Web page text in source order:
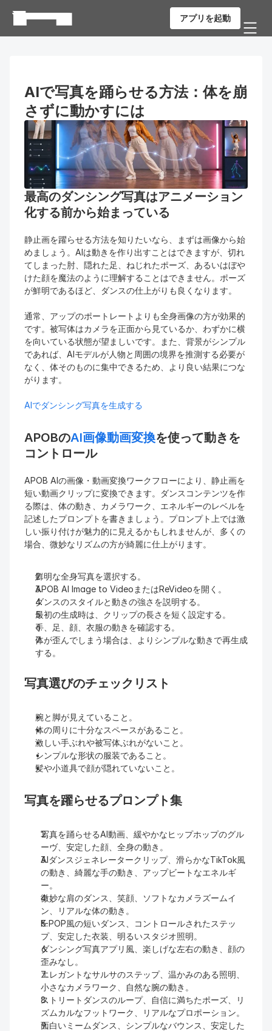
アプリを起動
AIで写真を踊らせる方法：体を崩
さずに動かすには
最高のダンシング写真はアニメーション
化する前から始まっている
静止画を躍らせる方法を知りたいなら、まずは画像から始
めましょう。AIは動きを作り出すことはできますが、切れ
てしまった肘、隠れた足、ねじれたポーズ、あるいはぼや
けた顔を魔法のように理解することはできません。ポーズ
が鮮明であるほど、ダンスの仕上がりも良くなります。
通常、アップのポートレートよりも全身画像の方が効果的
です。被写体はカメラを正面から見ているか、わずかに横
を向いている状態が望ましいです。また、背景がシンプル
であれば、AIモデルが人物と周囲の境界を推測する必要が
なく、体そのものに集中できるため、より良い結果につな
がります。
AIでダンシング写真を生成する
APOBのAI画像動画変換を使って動きを
コントロール
APOB AIの画像・動画変換ワークフローにより、静止画を
短い動画クリップに変換できます。ダンスコンテンツを作
る際は、体の動き、カメラワーク、エネルギーのレベルを
記述したプロンプトを書きましょう。プロンプト上では激
しい振り付けが魅力的に見えるかもしれませんが、多くの
場合、微妙なリズムの方が綺麗に仕上がります。
鮮明な全身写真を選択する。
APOB AI Image to VideoまたはReVideoを開く。
ダンスのスタイルと動きの強さを説明する。
最初の生成時は、クリップの長さを短く設定する。
手、足、顔、衣服の動きを確認する。
体が歪んでしまう場合は、よりシンプルな動きで再生成
する。
写真選びのチェックリスト
腕と脚が見えていること。
体の周りに十分なスペースがあること。
激しい手ぶれや被写体ぶれがないこと。
シンプルな形状の服装であること。
髪や小道具で顔が隠れていないこと。
写真を躍らせるプロンプト集
写真を踊らせるAI動画、緩やかなヒップホップのグル
ーヴ、安定した顔、全身の動き。
AIダンスジェネレータークリップ、滑らかなTikTok風
の動き、綺麗な手の動き、アップビートなエネルギ
ー。
微妙な肩のダンス、笑顔、ソフトなカメラズームイ
ン、リアルな体の動き。
K-POP風の短いダンス、コントロールされたステッ
プ、安定した衣装、明るいスタジオ照明。
ダンシング写真アプリ風、楽しげな左右の動き、顔の
歪みなし。
エレガントなサルサのステップ、温かみのある照明、
小さなカメラワーク、自然な腕の動き。
ストリートダンスのループ、自信に満ちたポーズ、リ
ズムカルなフットワーク、リアルなプロポーション。
面白いミームダンス、シンプルなバウンス、安定した